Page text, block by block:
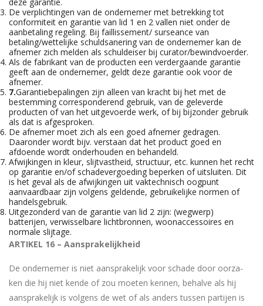
De verplichtingen van de ondernemer met betrekking tot
conformiteit en garantie van lid 1 en 2 vallen niet onder de
aanbetaling regeling. Bij faillissement/ surseance van
betaling/wettelijke schuldsanering van de ondernemer kan de
afnemer zich melden als schuldeiser bij curator/bewindvoerder.
Als de fabrikant van de producten een verdergaande garantie
geeft aan de ondernemer, geldt deze garantie ook voor de
afnemer.
7.Garantiebepalingen zijn alleen van kracht bij het met de
bestemming corresponderend gebruik, van de geleverde
producten of van het uitgevoerde werk, of bij bijzonder gebruik
als dat is afgesproken.
De afnemer moet zich als een goed afnemer gedragen.
Daaronder wordt bijv. verstaan dat het product goed en
afdoende wordt onderhouden en behandeld.
Afwijkingen in kleur, slijtvastheid, structuur, etc. kunnen het recht
op garantie en/of schadevergoeding beperken of uitsluiten. Dit
is het geval als de afwijkingen uit vaktechnisch oogpunt
aanvaardbaar zijn volgens geldende, gebruikelijke normen of
handelsgebruik.
Uitgezonderd van de garantie van lid 2 zijn: (wegwerp)
batterijen, verwisselbare lichtbronnen, woonaccessoires en
normale slijtage.
ARTIKEL 16 – Aansprakelijkheid
De ondernemer is niet aansprakelijk voor schade door oorza-
ken die hij niet kende of zou moeten kennen, behalve als hij
aansprakelijk is volgens de wet of als anders tussen partijen is